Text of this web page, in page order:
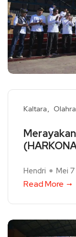
Kaltara
Hendri Mei 7
Read More